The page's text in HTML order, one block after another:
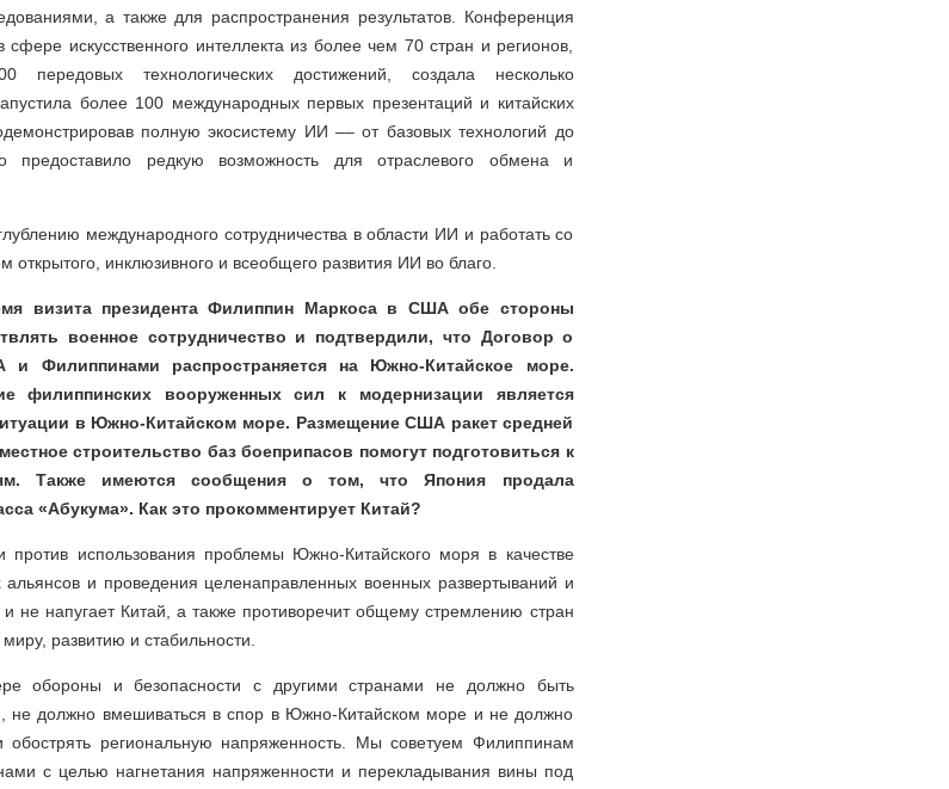
а также для распространения результатов. Конференция
искусственного интеллекта из более чем 70 стран и регионов,
передовых технологических достижений, создала несколько
более 100 международных первых презентаций и китайских
полную экосистему ИИ –– от базовых технологий до
предоставило редкую возможность для отраслевого обмена и
международного сотрудничества в области ИИ и работать со
инклюзивного и всеобщего развития ИИ во благо.
визита президента Филиппин Маркоса в США обе стороны
военное сотрудничество и подтвердили, что Договор о
Филиппинами распространяется на Южно-Китайское море.
филиппинских вооруженных сил к модернизации является
в Южно-Китайском море. Размещение США ракет средней
строительство баз боеприпасов помогут подготовиться к
Также имеются сообщения о том, что Япония продала
«Абукума». Как это прокомментирует Китай?
против использования проблемы Южно-Китайского моря в качестве
и проведения целенаправленных военных развертываний и
не напугает Китай, а также противоречит общему стремлению стран
развитию и стабильности.
обороны и безопасности с другими странами не должно быть
не должно вмешиваться в спор в Южно-Китайском море и не должно
обострять региональную напряженность. Мы советуем Филиппинам
с целью нагнетания напряженности и перекладывания вины под